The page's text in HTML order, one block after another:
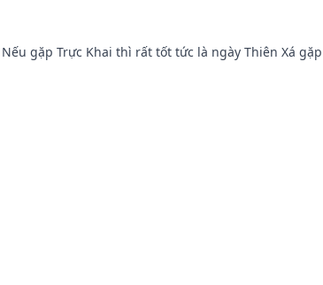
gặp Trực Khai thì rất tốt tức là ngày Thiên Xá